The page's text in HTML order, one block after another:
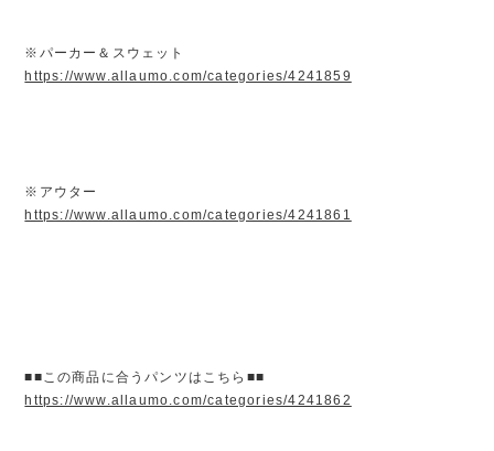
※パーカー＆スウェット
https://www.allaumo.com/categories/4241859
※アウター
https://www.allaumo.com/categories/4241861
■■この商品に合うパンツはこちら■■
https://www.allaumo.com/categories/4241862